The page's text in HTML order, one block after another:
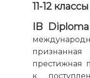
11-12
IB Diploma
престижная
к